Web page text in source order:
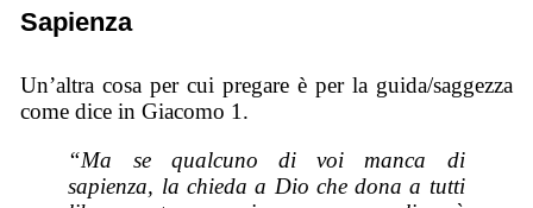
Sapienza
Un’altra cosa per cui pregare è per la guida/saggezza
come dice in Giacomo 1.
“Ma se qualcuno di voi manca di
sapienza, la chieda a Dio che dona a tutti